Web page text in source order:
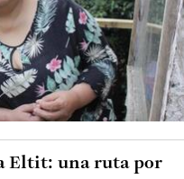
Eltit: una ruta por